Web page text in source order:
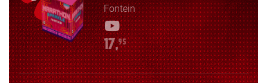
Fontein
17,95